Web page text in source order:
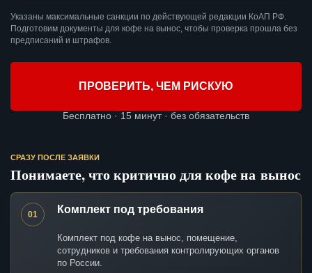
Указаны максимальные санкции по действующей редакции КоАП РФ.
Подготовим документы для кофе на вынос, чтобы проверка прошла без
предписаний и штрафов.
ПРОВЕРИТЬ, ЧЕМ РИСКУЮ
Бесплатно · 15 минут · без обязательств
СРАЗУ ПОСЛЕ ЗАЯВКИ
Понимаете, что критично для кофе на вынос
01 Комплект под требования
Комплект под кофе на вынос, помещение,
сотрудников и требования контролирующих органов
по России.